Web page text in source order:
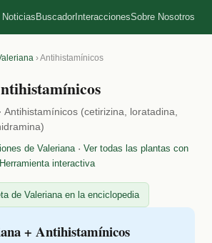
Noticias Buscador InteraccionesSobre Nosotros
›Antihistamínicos
· Antihistamínicos (cetirizina, loratadina,
de Valeriana· Ver todas las plantas con
interactiva
de Valeriana en la enciclopedia
+ Antihistamínicos